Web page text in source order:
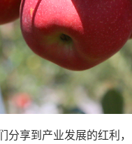
分享到产业发展的红利